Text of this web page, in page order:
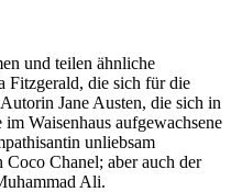
und teilen ähnliche
Fitzgerald, die sich für die
Jane Austen, die sich in
Waisenhaus aufgewachsene
unliebsam
Chanel; aber auch der
Ali.